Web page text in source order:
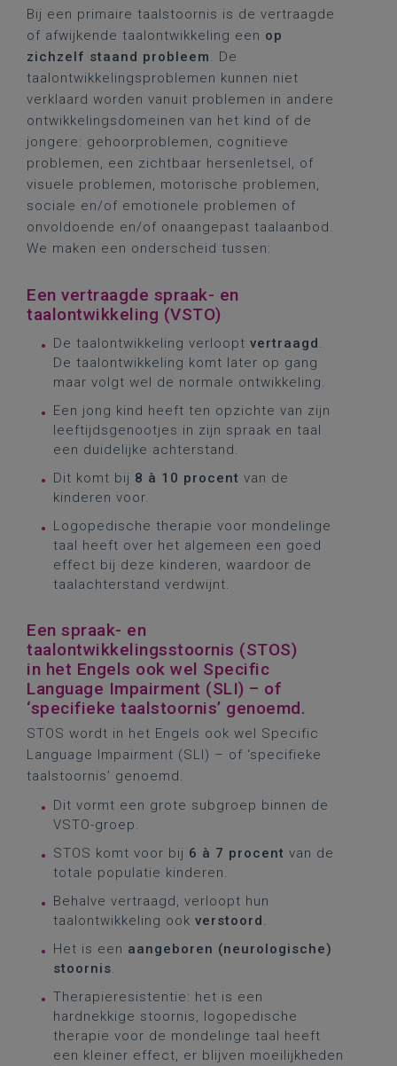
Bij een primaire taalstoornis is de vertraagde
of afwijkende taalontwikkeling een op
zichzelf staand probleem. De
taalontwikkelingsproblemen kunnen niet
verklaard worden vanuit problemen in andere
ontwikkelingsdomeinen van het kind of de
jongere: gehoorproblemen, cognitieve
problemen, een zichtbaar hersenletsel, of
visuele problemen, motorische problemen,
sociale en/of emotionele problemen of
onvoldoende en/of onaangepast taalaanbod.
We maken een onderscheid tussen:
Een vertraagde spraak- en
taalontwikkeling (VSTO)
De taalontwikkeling verloopt vertraagd.
De taalontwikkeling komt later op gang
maar volgt wel de normale ontwikkeling.
Een jong kind heeft ten opzichte van zijn
leeftijdsgenootjes in zijn spraak en taal
een duidelijke achterstand.
Dit komt bij 8 à 10 procent van de
kinderen voor.
Logopedische therapie voor mondelinge
taal heeft over het algemeen een goed
effect bij deze kinderen, waardoor de
taalachterstand verdwijnt.
Een spraak- en
taalontwikkelingsstoornis (STOS)
in het Engels ook wel Specific
Language Impairment (SLI) – of
‘specifieke taalstoornis’ genoemd.
STOS wordt in het Engels ook wel Specific
Language Impairment (SLI) – of ‘specifieke
taalstoornis’ genoemd.
Dit vormt een grote subgroep binnen de
VSTO-groep.
STOS komt voor bij 6 à 7 procent van de
totale populatie kinderen.
Behalve vertraagd, verloopt hun
taalontwikkeling ook verstoord.
Het is een aangeboren (neurologische)
stoornis.
Therapieresistentie: het is een
hardnekkige stoornis, logopedische
therapie voor de mondelinge taal heeft
een kleiner effect, er blijven moeilijkheden